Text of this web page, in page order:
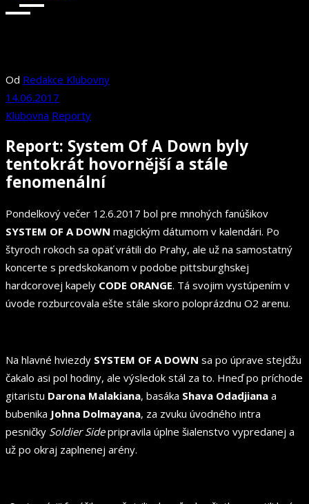
Od Redakce Klubovny
14.06.2017
Klubovna Reporty
Report: System Of A Down byly
tentokrát hovornější a stále
fenomenální
Pondelkový večer 12.6.2017 bol pre mnohých fanúšikov
SYSTEM OF A DOWN magickým dátumom v kalendári. Po
štyroch rokoch sa opäť vrátili do Prahy, ale už na samostatný
koncerte s predskokanom v podobe pittsburghskej
hardcorovej kapely CODE ORANGE. Tá svojim vystúpením v
úvode rozburcovala ešte stále skoro poloprázdnu O2 arenu.
Na hlavné hviezdy SYSTEM OF A DOWN sa po úprave stejdžu
čakalo asi pol hodiny, ale výsledok stál za to. Hneď po príchode
gitaristu Darona Malakiana, basáka Shava Odadjiana a
bubenika Johna Dolmayana, za zvuku úvodného intra
pesničky Soldier Sidepripravila úplne šialenstvo vypredanej a
už po okraj zaplnenej arény.